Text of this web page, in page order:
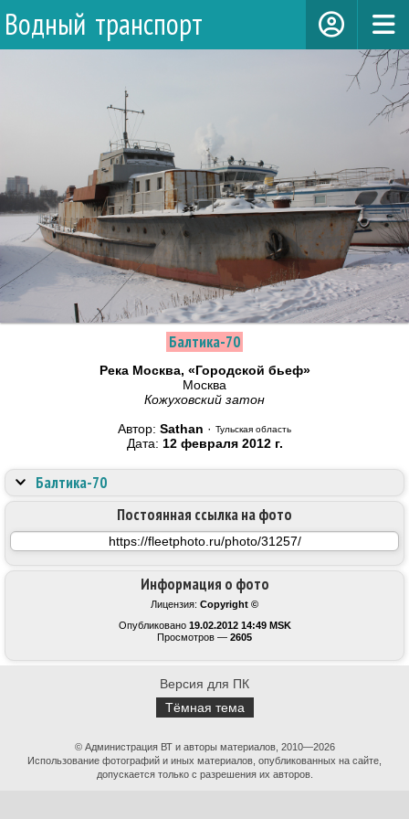
Водный транспорт
Балтика-70
Река Москва, «Городской бьеф»
Москва
Кожуховский затон
Автор: Sathan · Тульская область
Дата: 12 февраля 2012 г.
Информация о фото
Лицензия: Copyright ©
Опубликовано 19.02.2012 14:49 MSK
Просмотров — 2605
Постоянная ссылка на фото
Балтика-70
Версия для ПК
Тёмная тема
© Администрация ВТ и авторы материалов, 2010—2026
Использование фотографий и иных материалов, опубликованных на сайте,
допускается только с разрешения их авторов.